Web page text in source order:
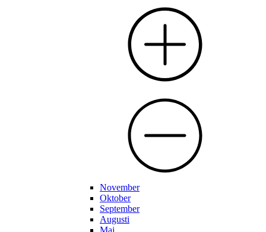
November
Oktober
September
Augusti
Maj